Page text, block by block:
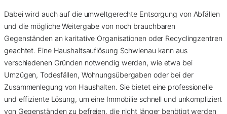
Dabei wird auch auf die umweltgerechte Entsorgung von Abfällen
und die mögliche Weitergabe von noch brauchbaren
Gegenständen an karitative Organisationen oder Recyclingzentren
geachtet. Eine Haushaltsauflösung Schwienau kann aus
verschiedenen Gründen notwendig werden, wie etwa bei
Umzügen, Todesfällen, Wohnungsübergaben oder bei der
Zusammenlegung von Haushalten. Sie bietet eine professionelle
und effiziente Lösung, um eine Immobilie schnell und unkompliziert
von Gegenständen zu befreien, die nicht länger benötigt werden